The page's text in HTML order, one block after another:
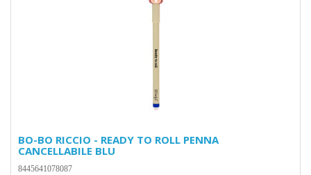
BO-BO RICCIO - READY TO ROLL PENNA
CANCELLABILE BLU
8445641078087